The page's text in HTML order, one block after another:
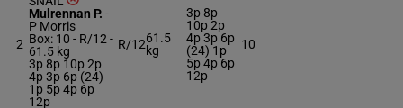
2
Mulrennan P. -
P Morris
Box: 10 - R/12 -
61.5 kg
3p 8p 10p 2p
4p 3p 6p (24)
1p 5p 4p 6p
12p
R/1261.5
kg
3p 8p
10p 2p
4p 3p 6p
(24) 1p
5p 4p 6p
12p
10